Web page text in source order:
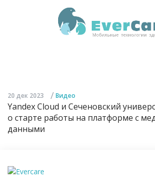
20 дек 2023 / Видео
Yandex Cloud и Сеченовский
о старте работы на платформе с
данными